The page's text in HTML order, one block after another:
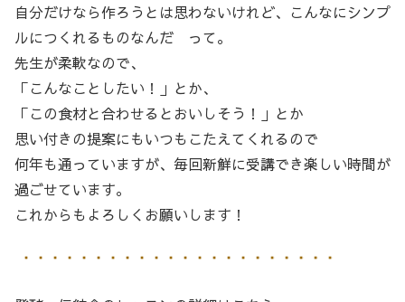
自分だけなら作ろうとは思わないけれど、こんなにシンプ
ルにつくれるものなんだ って。
先生が柔軟なので、
「こんなことしたい！」とか、
「この食材と合わせるとおいしそう！」とか
思い付きの提案にもいつもこたえてくれるので
何年も通っていますが、毎回新鮮に受講でき楽しい時間が
過ごせています。
これからもよろしくお願いします！